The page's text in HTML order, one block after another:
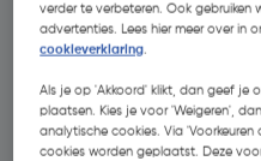
verder te verbeteren. Ook gebruiken
advertenties. Lees hier meer over in
cookieverklaring.
Als je op 'Akkoord' klikt, dan geef je
plaatsen. Kies je voor 'Weigeren',
analytische cookies. Via 'Voorkeuren
cookies worden geplaatst. Deze